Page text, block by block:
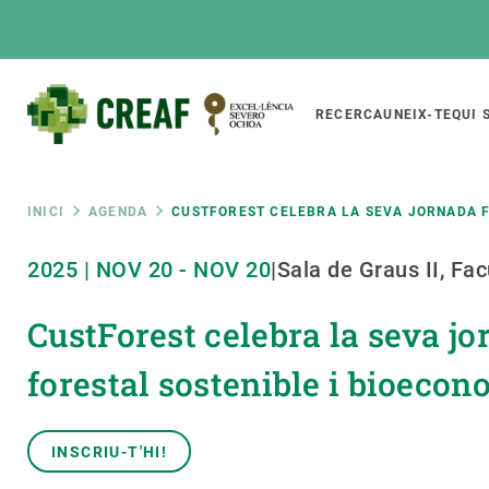
Main
RECERCAUNEIX-TEQUI
Fil
d'ariadna
INICI AGENDA CUSTFOREST CELEBRA LA SEVA JORNADA
2025 | NOV 20 - NOV 20|Sala de Graus II,
CustForest celebra la seva
forestal sostenible i
INSCRIU-T'HI!
Featured
responsive
INTRANET
Responsive
menu
SOBRE NOSALTRES
Organització institucional
Transparència
La nostra gent
RECERCA
Directori de recerca
Biodiversitat